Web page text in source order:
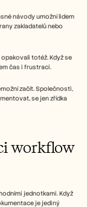
návody umožní lidem
zakladatelů nebo
totéž. Když se
čas i frustraci.
začít. Společnosti,
se jen zřídka
workflow
jednotkami. Když
je jediný